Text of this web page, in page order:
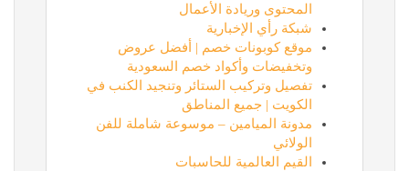
المحتوى وريادة الأعمال
شبكة رأي الإخبارية
موقع كوبونات خصم | أفضل عروض
وتخفيضات وأكواد خصم السعودية
تفصيل وتركيب الستائر وتنجيد الكنب في
الكويت | جميع المناطق
مدونة الميامين – موسوعة شاملة للفن
الولائي
القيم العالمية للحاسبات